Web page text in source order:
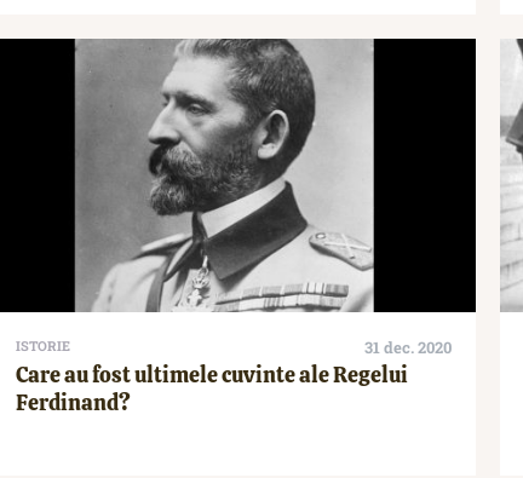
ISTORIE 31 dec. 2020
Care au fost ultimele cuvinte ale Regelui
Ferdinand?